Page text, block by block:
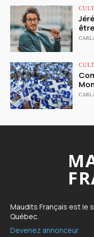
Maudits Français est le
Québec.
Devenez annonceur